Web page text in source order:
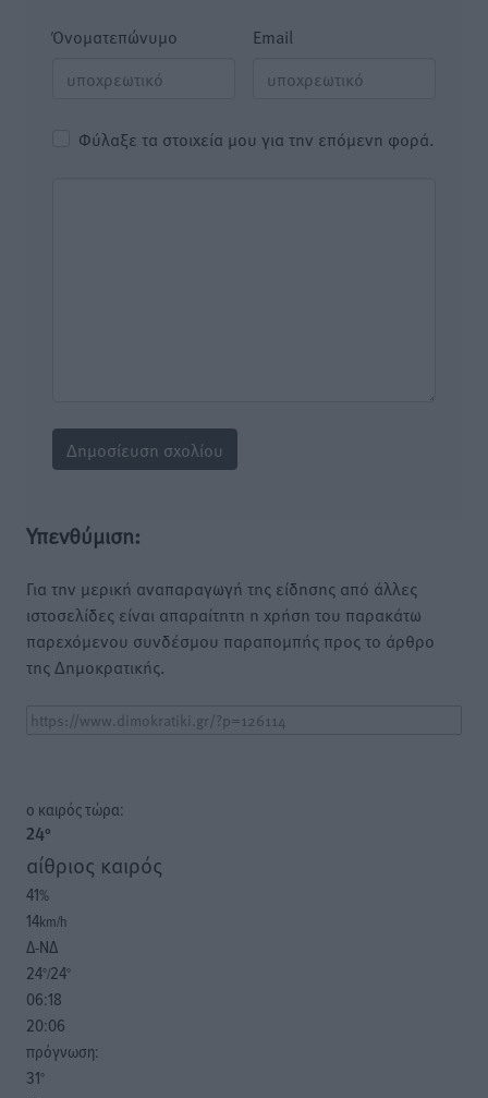
Όνοματεπώνυμο Email
Φύλαξε τα στοιχεία μου για την επόμενη φορά.
Υπενθύμιση:
Για την μερική αναπαραγωγή της είδησης από άλλες
ιστοσελίδες είναι απαραίτητη η χρήση του παρακάτω
παρεχόμενου συνδέσμου παραπομπής προς το άρθρο
της Δημοκρατικής.
o καιρός τώρα:
24°
αίθριος καιρός
41%
14km/h
Δ-ΝΔ
24°/24°
06:18
20:06
πρόγνωση:
31°